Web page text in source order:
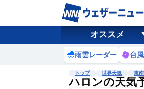
オススメ
雨雲レーダー 台
トップ 世界天気 東
ハロンの天気